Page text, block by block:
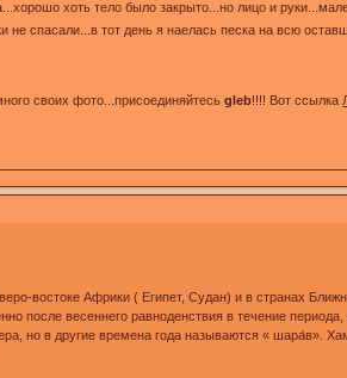
хоть тело было закрыто...но лицо и
не спасали...в тот день я наелась песка на всю
своих фото...присоединяйтесьgleb!!!! Вот ссылка
после весеннего равноденствия в течение
но в другие времена года называются « шара́в».